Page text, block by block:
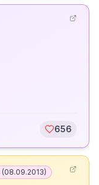
656
(08.09.2013)